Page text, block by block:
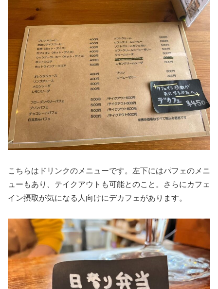
こちらはドリンクのメニューです。左下にはパフェのメニ
ューもあり、テイクアウトも可能とのこと。さらにカフェ
イン摂取が気になる人向けにデカフェがあります。